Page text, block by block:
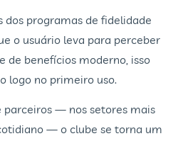
dos programas de fidelidade
o usuário leva para perceber
de benefícios moderno, isso
logo no primeiro uso.
parceiros — nos setores mais
— o clube se torna um